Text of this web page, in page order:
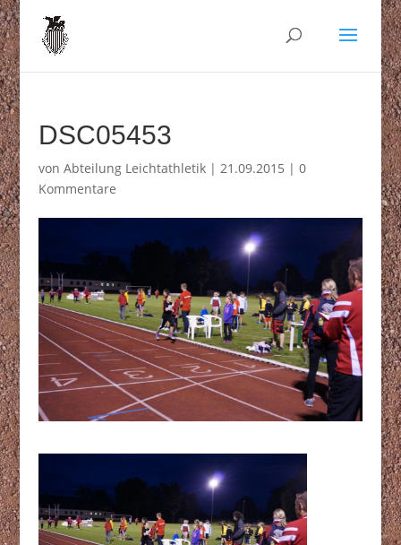
DSC05453
von Abteilung Leichtathletik| 21.09.2015 | 0
Kommentare